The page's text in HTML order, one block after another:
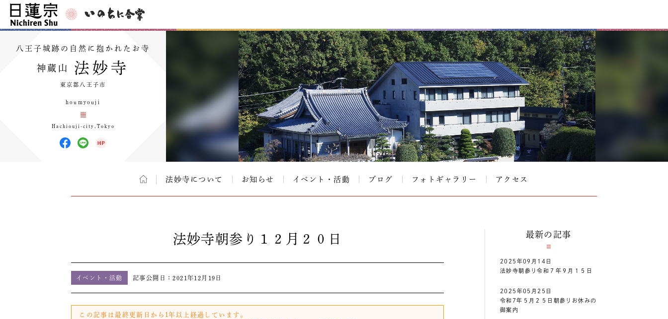
八王子城跡の自然に抱かれたお寺
神蔵山 法妙寺
東京都八王子市
houmyouji
Hachiouji-city,Tokyo
法妙寺について お知らせ イベント・活動 ブログ フォトギャラリー アクセス
法妙寺朝参り１２月２０日
イベント・活動 記事公開日：2021年12月19日
この記事は最終更新日から1年以上経過しています。
最新の記事
2025年09月14日
法妙寺朝参り令和７年９月１５日
2025年05月25日
令和7年５月２５日朝参りお休みの
御案内